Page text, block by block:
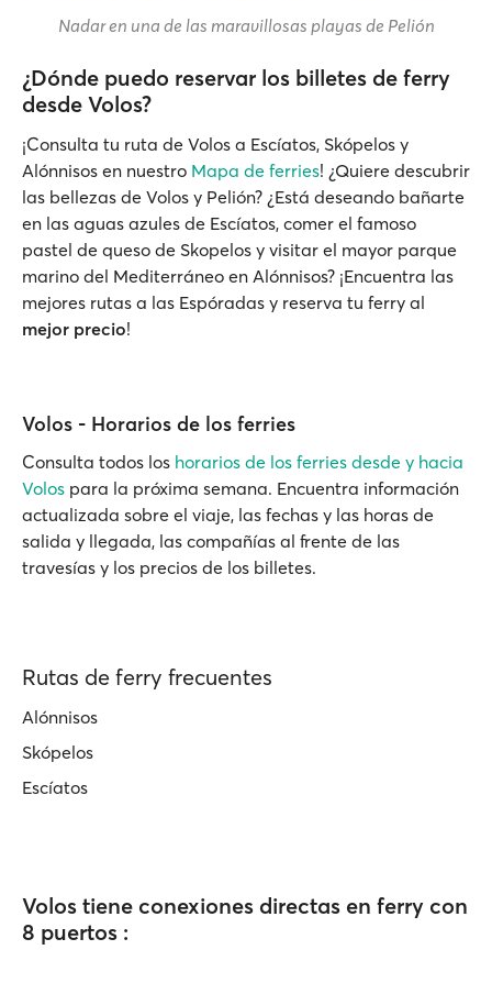
Nadar en una de las maravillosas playas de Pelión
¿Dónde puedo reservar los billetes de ferry
desde Volos?
¡Consulta tu ruta de Volos a Escíatos, Skópelos y
Alónnisos en nuestro Mapa de ferries! ¿Quiere descubrir
las bellezas de Volos y Pelión? ¿Está deseando bañarte
en las aguas azules de Escíatos, comer el famoso
pastel de queso de Skopelos y visitar el mayor parque
marino del Mediterráneo en Alónnisos? ¡Encuentra las
mejores rutas a las Espóradas y reserva tu ferry al
mejor precio!
Volos - Horarios de los ferries
Consulta todos los horarios de los ferries desde y hacia
Volos para la próxima semana. Encuentra información
actualizada sobre el viaje, las fechas y las horas de
salida y llegada, las compañías al frente de las
travesías y los precios de los billetes.
Rutas de ferry frecuentes
Alónnisos
Skópelos
Escíatos
Volos tiene conexiones directas en ferry con
8 puertos :